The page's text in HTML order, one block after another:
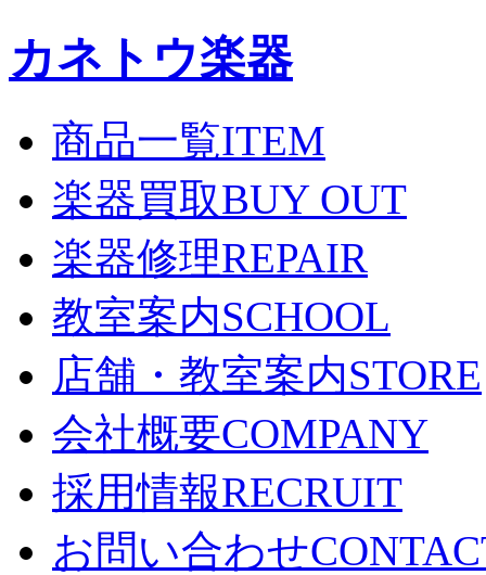
カネトウ楽器
商品一覧ITEM
楽器買取BUY OUT
楽器修理REPAIR
教室案内SCHOOL
店舗・教室案内STORE
会社概要COMPANY
採用情報RECRUIT
お問い合わせ